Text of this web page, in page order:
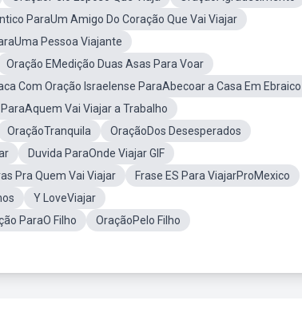
ParaUm Amigo Do Coração Que Vai Viajar
Pessoa Viajante
Oração EMedição Duas Asas Para Voar
Com Oração Israelense ParaAbecoar a Casa Em Ebraico
ParaAquem Vai Viajar a Trabalho
OraçãoTranquila
OraçãoDos Desesperados
Duvida ParaOnde Viajar GIF
Pra Quem Vai Viajar
Frase ES Para ViajarProMexico
Y LoveViajar
ParaO Filho
OraçãoPelo Filho